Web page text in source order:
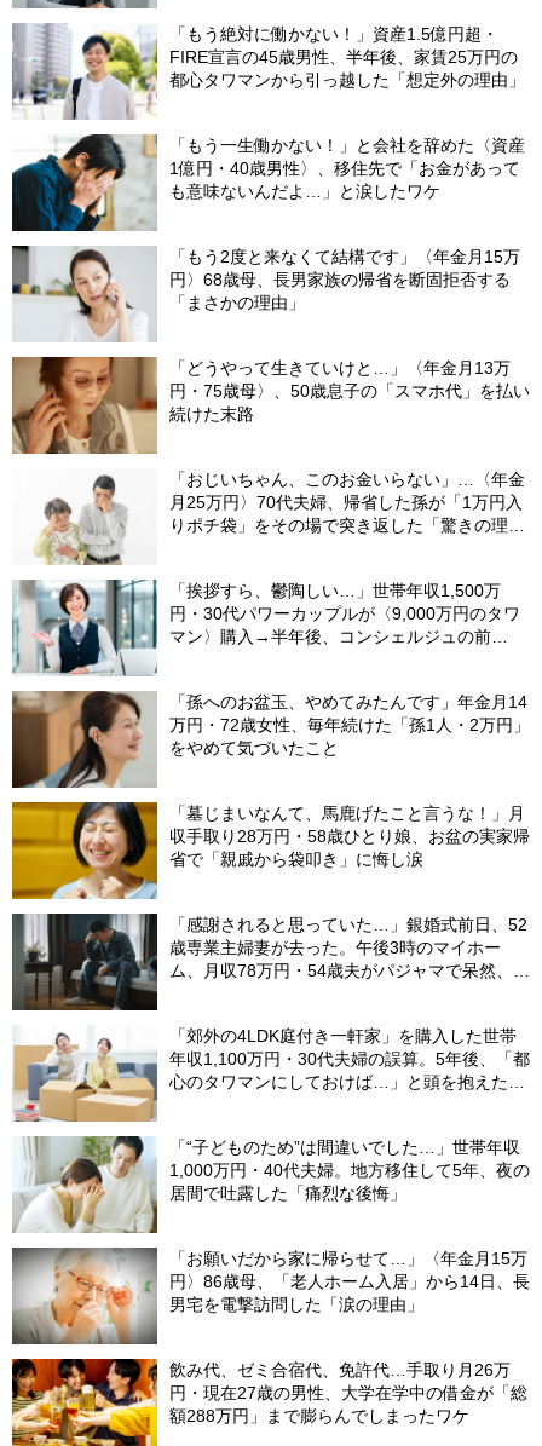
「もう絶対に働かない！」資産1.5億円超・
FIRE宣言の45歳男性、半年後、家賃25万円の
都心タワマンから引っ越した「想定外の理由」
「もう一生働かない！」と会社を辞めた〈資産
1億円・40歳男性〉、移住先で「お金があって
も意味ないんだよ…」と涙したワケ
「もう2度と来なくて結構です」〈年金月15万
円〉68歳母、長男家族の帰省を断固拒否する
「まさかの理由」
「どうやって生きていけと…」〈年金月13万
円・75歳母〉、50歳息子の「スマホ代」を払い
続けた末路
「おじいちゃん、このお金いらない」…〈年金
月25万円〉70代夫婦、帰省した孫が「1万円入
りポチ袋」をその場で突き返した「驚きの理
「挨拶すら、鬱陶しい…」世帯年収1,500万
円・30代パワーカップルが〈9,000万円のタワ
マン〉購入→半年後、コンシェルジュの前
「孫へのお盆玉、やめてみたんです」年金月14
万円・72歳女性、毎年続けた「孫1人・2万円」
をやめて気づいたこと
「墓じまいなんて、馬鹿げたこと言うな！」月
収手取り28万円・58歳ひとり娘、お盆の実家帰
省で「親戚から袋叩き」に悔し涙
「感謝されると思っていた…」銀婚式前日、52
歳専業主婦妻が去った。午後3時のマイホー
ム、月収78万円・54歳夫がパジャマで呆然、カ
「郊外の4LDK庭付き一軒家」を購入した世帯
年収1,100万円・30代夫婦の誤算。5年後、「都
心のタワマンにしておけば…」と頭を抱えたワ
「“子どものため”は間違いでした…」世帯年収
1,000万円・40代夫婦。地方移住して5年、夜の
居間で吐露した「痛烈な後悔」
「お願いだから家に帰らせて…」〈年金月15万
円〉86歳母、「老人ホーム入居」から14日、長
男宅を電撃訪問した「涙の理由」
飲み代、ゼミ合宿代、免許代…手取り月26万
円・現在27歳の男性、大学在学中の借金が「総
額288万円」まで膨らんでしまったワケ